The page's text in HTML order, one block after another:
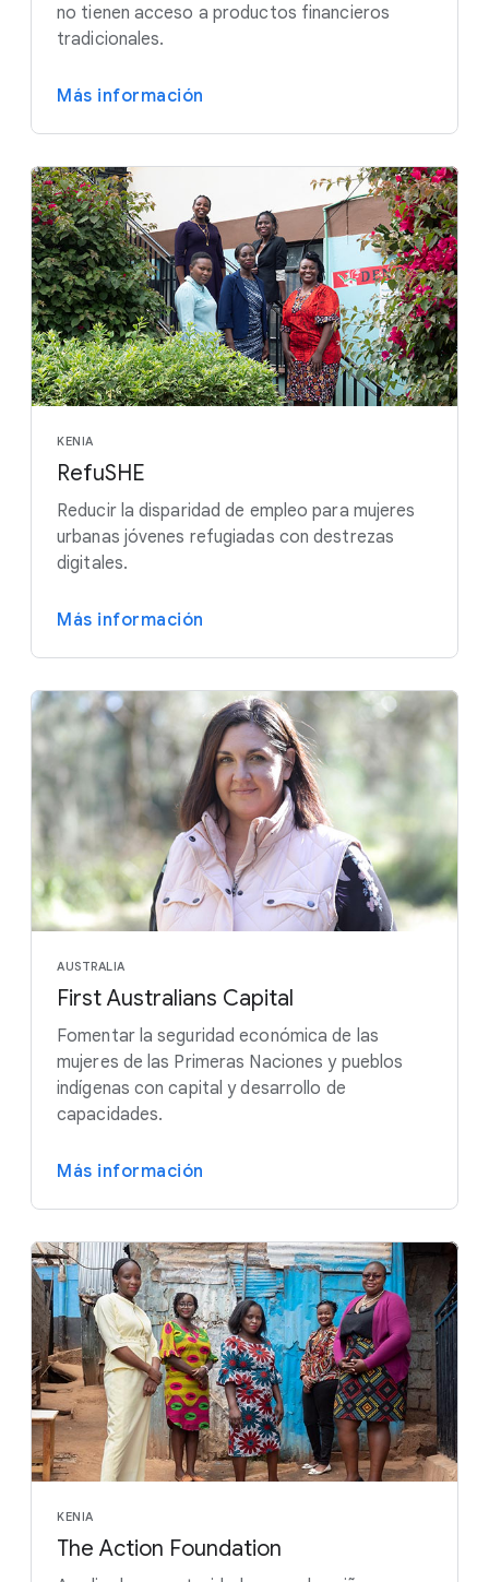
no tienen acceso a productos financieros
tradicionales.
Más información
KENIA
RefuSHE
Reducir la disparidad de empleo para mujeres
urbanas jóvenes refugiadas con destrezas
digitales.
Más información
AUSTRALIA
First Australians Capital
Fomentar la seguridad económica de las
mujeres de las Primeras Naciones y pueblos
indígenas con capital y desarrollo de
capacidades.
Más información
KENIA
The Action Foundation